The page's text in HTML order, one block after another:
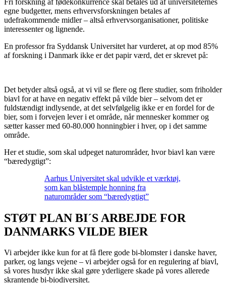
egne budgetter, mens erhvervsforskningen betales af
udefrakommende midler – altså erhvervsorganisationer, politiske
interessenter og lignende.
En professor fra Syddansk Universitet har vurderet, at op mod 85%
af forskning i Danmark ikke er det papir værd, det er skrevet på:
Det betyder altså også, at vi vil se flere og flere studier, som friholder
biavl for at have en negativ effekt på vilde bier – selvom det er
fuldstændigt indlysende, at det selvfølgelig ikke er en fordel for de
bier, som i forvejen lever i et område, når mennesker kommer og
sætter kasser med 60-80.000 honningbier i hver, op i det samme
område.
Her et studie, som skal udpeget naturområder, hvor biavl kan være
“bæredygtigt”:
Aarhus Universitet skal udvikle et værktøj,
som kan blåstemple honning fra
naturområder som “bæredygtigt”
STØT PLAN BI´S ARBEJDE FOR
DANMARKS VILDE BIER
Vi arbejder ikke kun for at få flere gode bi-blomster i danske haver,
parker, og langs vejene – vi arbejder også for en regulering af biavl,
så vores husdyr ikke skal gøre yderligere skade på vores allerede
skrantende bi-biodiversitet.